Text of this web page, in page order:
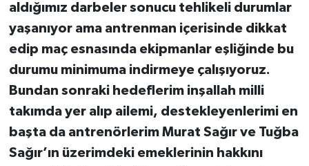
aldığımız darbeler sonucu tehlikeli durumlar
yaşanıyor ama antrenman içerisinde dikkat
edip maç esnasında ekipmanlar eşliğinde bu
durumu minimuma indirmeye çalışıyoruz.
Bundan sonraki hedeflerim inşallah milli
takımda yer alıp ailemi, destekleyenlerimi en
başta da antrenörlerim Murat Sağır ve Tuğba
Sağır’ın üzerimdeki emeklerinin hakkını